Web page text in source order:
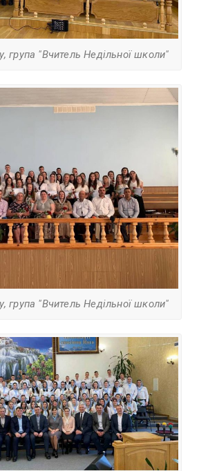
група "Вчитель Недільної школи"
група "Вчитель Недільної школи"